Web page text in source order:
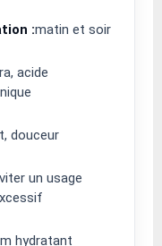
:matin et soir
acide
douceur
un usage
hydratant